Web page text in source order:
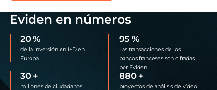
Eviden en números
20%
de la inversión en I+D en
Europa
95 %
Las transacciones de los
bancos franceses son cifradas
por Eviden
30 +
millones de ciudadanos
880 +
proyectos de análisis de vídeo